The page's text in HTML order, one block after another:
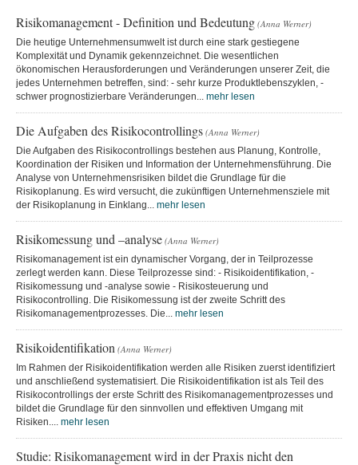
Risikomanagement - Definition und Bedeutung (Anna Werner)
Die heutige Unternehmensumwelt ist durch eine stark gestiegene
Komplexität und Dynamik gekennzeichnet. Die wesentlichen
ökonomischen Herausforderungen und Veränderungen unserer Zeit, die
jedes Unternehmen betreffen, sind: - sehr kurze Produktlebenszyklen, -
schwer prognostizierbare Veränderungen... mehr lesen
Die Aufgaben des Risikocontrollings (Anna Werner)
Die Aufgaben des Risikocontrollings bestehen aus Planung, Kontrolle,
Koordination der Risiken und Information der Unternehmensführung. Die
Analyse von Unternehmensrisiken bildet die Grundlage für die
Risikoplanung. Es wird versucht, die zukünftigen Unternehmensziele mit
der Risikoplanung in Einklang... mehr lesen
Risikomessung und –analyse (Anna Werner)
Risikomanagement ist ein dynamischer Vorgang, der in Teilprozesse
zerlegt werden kann. Diese Teilprozesse sind: - Risikoidentifikation, -
Risikomessung und -analyse sowie - Risikosteuerung und
Risikocontrolling. Die Risikomessung ist der zweite Schritt des
Risikomanagementprozesses. Die... mehr lesen
Risikoidentifikation (Anna Werner)
Im Rahmen der Risikoidentifikation werden alle Risiken zuerst identifiziert
und anschließend systematisiert. Die Risikoidentifikation ist als Teil des
Risikocontrollings der erste Schritt des Risikomanagementprozesses und
bildet die Grundlage für den sinnvollen und effektiven Umgang mit
Risiken.... mehr lesen
Studie: Risikomanagement wird in der Praxis nicht den